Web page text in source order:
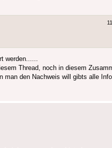
werden......
Thread, noch in diesem
den Nachweis will gibts alle